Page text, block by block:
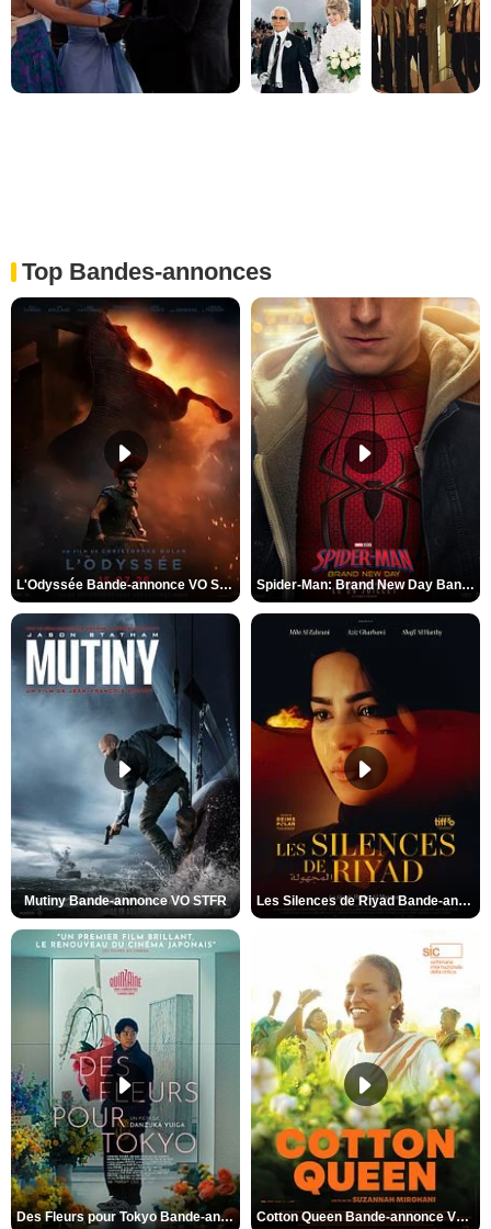
Top Bandes-annonces
L'Odyssée Bande-annonce VO STFR Spider-Man: Brand New Day Bande-annonce VO STFR
Mutiny Bande-annonce VO STFR Les Silences de Riyad Bande-annonce VO STFR
Des Fleurs pour Tokyo Bande-annonce VO STFR Cotton Queen Bande-annonce VO STFR